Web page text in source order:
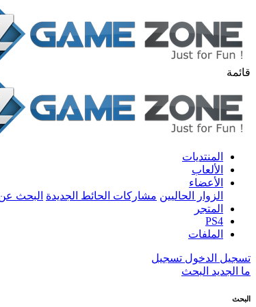
قائمة
المنتديات
الألعاب
الأعضاء
الزوار الحاليين مشاركات الحائط الجديدة البحث
المتجر
PS4
الملفات
تسجيل الدخول تسجيل
ما الجديد البحث
البحث